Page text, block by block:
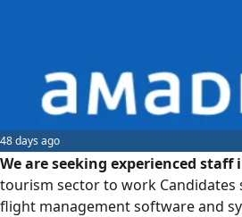
48 days ago
We are seeking experienced
tourism sector to work Candidates
flight management software and